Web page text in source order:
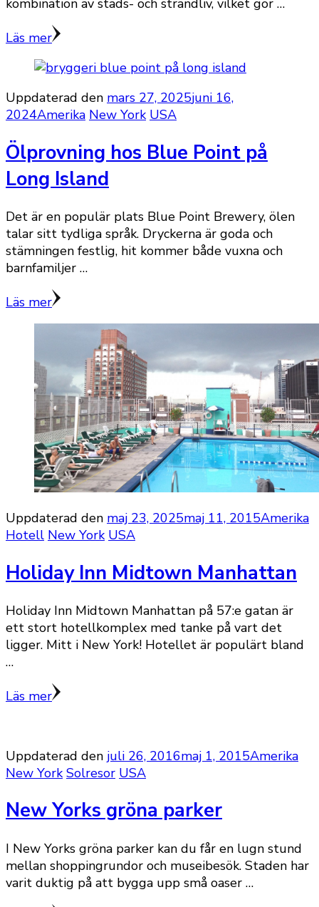
kombination av stads- och strandliv, vilket gör …
Läs mer
Uppdaterad den mars 27, 2025juni 16,
2024Amerika New York USA
Ölprovning hos Blue Point på
Long Island
Det är en populär plats Blue Point Brewery, ölen
talar sitt tydliga språk. Dryckerna är goda och
stämningen festlig, hit kommer både vuxna och
barnfamiljer …
Läs mer
Uppdaterad den maj 23, 2025maj 11, 2015Amerika
Hotell New York USA
Holiday Inn Midtown Manhattan
Holiday Inn Midtown Manhattan på 57:e gatan är
ett stort hotellkomplex med tanke på vart det
ligger. Mitt i New York! Hotellet är populärt bland
…
Läs mer
Uppdaterad den juli 26, 2016maj 1, 2015Amerika
New York Solresor USA
New Yorks gröna parker
I New Yorks gröna parker kan du får en lugn stund
mellan shoppingrundor och museibesök. Staden har
varit duktig på att bygga upp små oaser …